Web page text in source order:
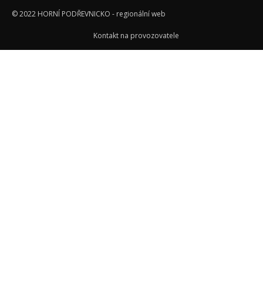
© 2022 HORNÍ PODŘEVNICKO - regionální web
Kontakt na provozovatele